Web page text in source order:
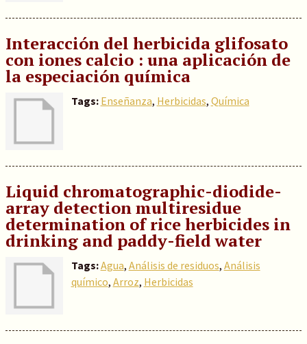
Interacción del herbicida glifosato
con iones calcio : una aplicación de
la especiación química
Tags: Enseñanza, Herbicidas, Química
Liquid chromatographic-diodide-
array detection multiresidue
determination of rice herbicides in
drinking and paddy-field water
Tags:Agua, Análisis de residuos, Análisis
químico, Arroz, Herbicidas